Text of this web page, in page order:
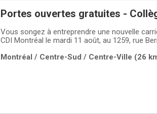
Portes ouvertes gratuites -
Vous songez à entreprendre une nouvelle
CDI Montréal le mardi 11 août, au 1259, rue
dans une ambiance conviviale.✔
Montréal / Centre-Sud / Centre-Ville (26